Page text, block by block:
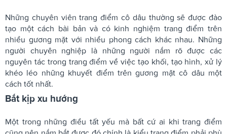
Những chuyên viên trang điểm cô dâu thường sẽ được đào
tạo một cách bài bản và có kinh nghiệm trang điểm trên
nhiều gương mặt với nhiều phong cách khác nhau. Những
người chuyên nghiệp là những người nắm rõ được các
nguyên tác trong trang điểm về việc tạo khối, tạo hình, xử lý
khéo léo những khuyết điểm trên gương mặt cô dâu một
cách tốt nhất.
Bắt kịp xu hướng
Một trong những điều tất yếu mà bất cứ ai khi trang điểm